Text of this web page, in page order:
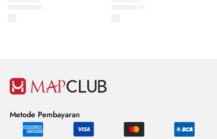
Metode Pembayaran